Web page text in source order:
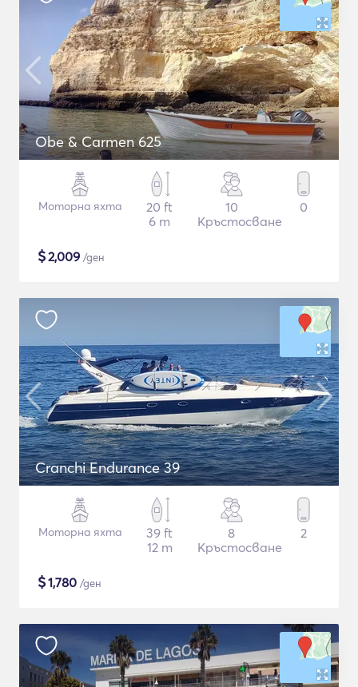
Obe & Carmen 625
Моторна яхта
20 ft
6 m
10
Кръстосване
0
$2,009 /ден
Cranchi Endurance 39
Моторна яхта
39 ft
12 m
8
Кръстосване
2
$1,780 /ден